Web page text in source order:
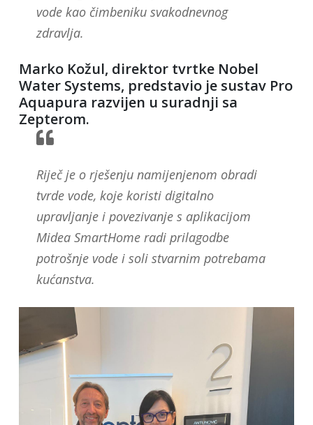
vode kao čimbeniku svakodnevnog
zdravlja.
Marko Kožul, direktor tvrtke Nobel
Water Systems, predstavio je sustav Pro
Aquapura razvijen u suradnji sa
Zepterom.
Riječ je o rješenju namijenjenom obradi
tvrde vode, koje koristi digitalno
upravljanje i povezivanje s aplikacijom
Midea SmartHome radi prilagodbe
potrošnje vode i soli stvarnim potrebama
kućanstva.